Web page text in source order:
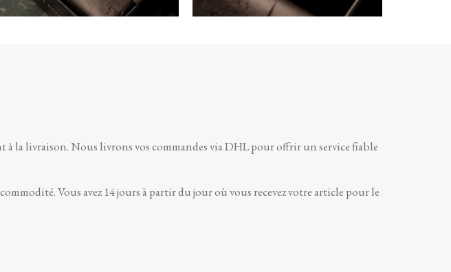
à la livraison. Nous livrons vos commandes via DHL pour offrir un service fiable
Vous avez 14 jours à partir du jour où vous recevez votre article pour le